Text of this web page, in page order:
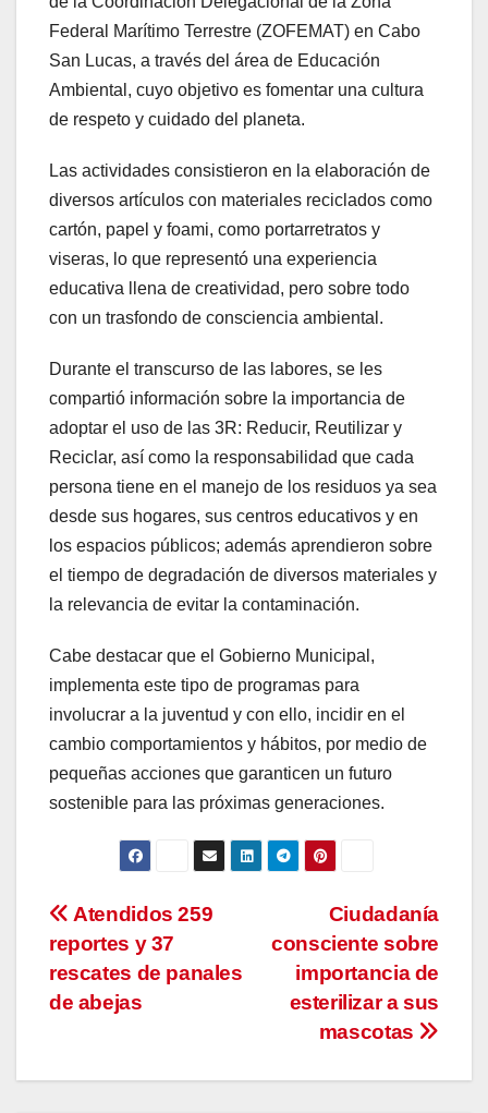
Federal Marítimo Terrestre (ZOFEMAT) en Cabo
San Lucas, a través del área de Educación
Ambiental, cuyo objetivo es fomentar una cultura
de respeto y cuidado del planeta.
Las actividades consistieron en la elaboración de
diversos artículos con materiales reciclados como
cartón, papel y foami, como portarretratos y
viseras, lo que representó una experiencia
educativa llena de creatividad, pero sobre todo
con un trasfondo de consciencia ambiental.
Durante el transcurso de las labores, se les
compartió información sobre la importancia de
adoptar el uso de las 3R: Reducir, Reutilizar y
Reciclar, así como la responsabilidad que cada
persona tiene en el manejo de los residuos ya sea
desde sus hogares, sus centros educativos y en
los espacios públicos; además aprendieron sobre
el tiempo de degradación de diversos materiales y
la relevancia de evitar la contaminación.
Cabe destacar que el Gobierno Municipal,
implementa este tipo de programas para
involucrar a la juventud y con ello, incidir en el
cambio comportamientos y hábitos, por medio de
pequeñas acciones que garanticen un futuro
sostenible para las próximas generaciones.
Navegación
de
entradas
Ciudadanía
consciente sobre
importancia de
esterilizar a sus
mascotas
Atendidos 259
reportes y 37
rescates de panales
de abejas